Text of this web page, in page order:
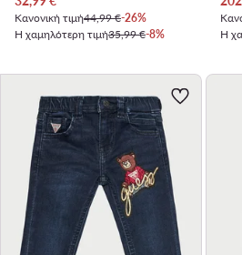
Κανονική τιμή44,99 €-26%
Η χαμηλότερη τιμή35,99 €-8%
Η